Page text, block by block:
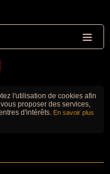
l'utilisation de cookies afin
proposer des services,
d'intérêts. En savoir plus